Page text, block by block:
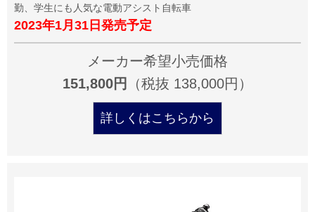
勤、学生にも人気な電動アシスト自転車
2023年1月31日発売予定
メーカー希望小売価格
151,800円
（税抜 138,000円）
詳しくはこちらから